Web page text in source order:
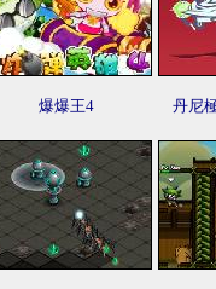
爆爆王4 丹尼